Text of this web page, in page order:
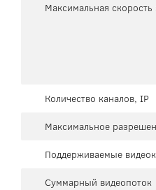
Максимальная
Количество каналов, IP
Максимальное
Поддерживаемые
Суммарный видеопоток